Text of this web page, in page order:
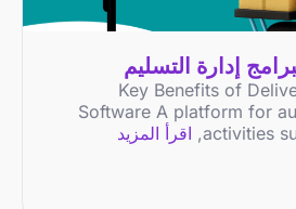
5 Key Benefits of
Software A platform for
activities اقرأ المزيد